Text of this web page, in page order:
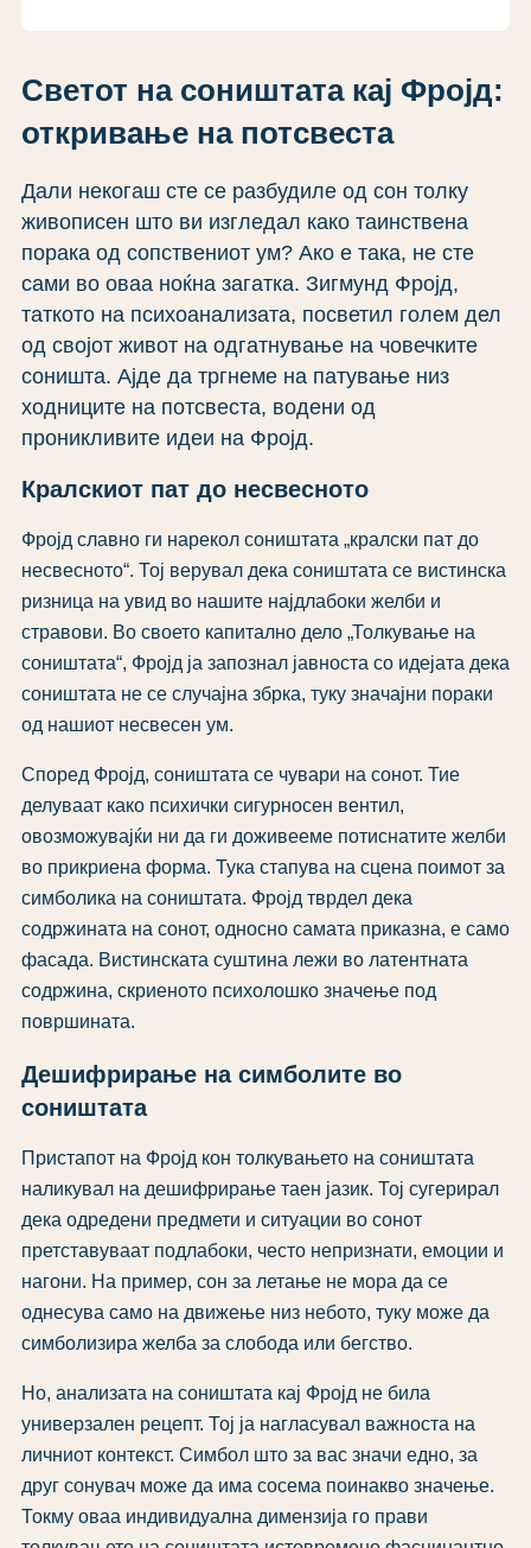
Светот на соништата кај Фројд:
откривање на потсвеста
Дали некогаш сте се разбудиле од сон толку
живописен што ви изгледал како таинствена
порака од сопствениот ум? Ако е така, не сте
сами во оваа ноќна загатка. Зигмунд Фројд,
таткото на психоанализата, посветил голем дел
од својот живот на одгатнување на човечките
соништа. Ајде да тргнеме на патување низ
ходниците на потсвеста, водени од
проникливите идеи на Фројд.
Кралскиот пат до несвесното
Фројд славно ги нарекол соништата „кралски пат до
несвесното“. Тој верувал дека соништата се вистинска
ризница на увид во нашите најдлабоки желби и
стравови. Во своето капитално дело „Толкување на
соништата“, Фројд ја запознал јавноста со идејата дека
соништата не се случајна збрка, туку значајни пораки
од нашиот несвесен ум.
Според Фројд, соништата се чувари на сонот. Тие
делуваат како психички сигурносен вентил,
овозможувајќи ни да ги доживееме потиснатите желби
во прикриена форма. Тука стапува на сцена поимот за
симболика на соништата. Фројд тврдел дека
содржината на сонот, односно самата приказна, е само
фасада. Вистинската суштина лежи во латентната
содржина, скриеното психолошко значење под
површината.
Дешифрирање на симболите во
соништата
Пристапот на Фројд кон толкувањето на соништата
наликувал на дешифрирање таен јазик. Тој сугерирал
дека одредени предмети и ситуации во сонот
претставуваат подлабоки, често непризнати, емоции и
нагони. На пример, сон за летање не мора да се
однесува само на движење низ небото, туку може да
симболизира желба за слобода или бегство.
Но, анализата на соништата кај Фројд не била
универзален рецепт. Тој ја нагласувал важноста на
личниот контекст. Симбол што за вас значи едно, за
друг сонувач може да има сосема поинакво значење.
Токму оваа индивидуална димензија го прави